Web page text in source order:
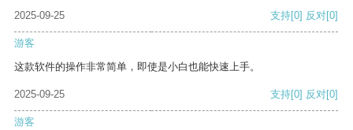
2025-09-25
支持[0] 反对[0]
游客
这款软件的操作非常简单，即使是小白也能快速上手。
2025-09-25 支持[0] 反对[0]
游客